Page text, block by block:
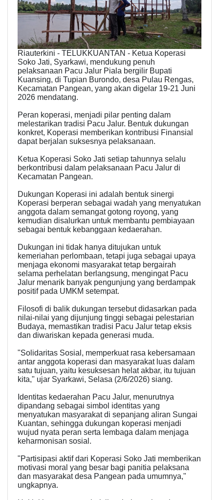
Riauterkini - TELUKKUANTAN - Ketua Koperasi
Soko Jati, Syarkawi, mendukung penuh
pelaksanaan Pacu Jalur Piala bergilir Bupati
Kuansing, di Tupian Burondo, desa Pulau Rengas,
Kecamatan Pangean, yang akan digelar 19-21 Juni
2026 mendatang.
Peran koperasi, menjadi pilar penting dalam
melestarikan tradisi Pacu Jalur. Bentuk dukungan
konkret, Koperasi memberikan kontribusi Finansial
dapat berjalan suksesnya pelaksanaan.
Ketua Koperasi Soko Jati setiap tahunnya selalu
berkontribusi dalam pelaksanaan Pacu Jalur di
Kecamatan Pangean.
Dukungan Koperasi ini adalah bentuk sinergi
Koperasi berperan sebagai wadah yang menyatukan
anggota dalam semangat gotong royong, yang
kemudian disalurkan untuk membantu pembiayaan
sebagai bentuk kebanggaan kedaerahan.
Dukungan ini tidak hanya ditujukan untuk
kemeriahan perlombaan, tetapi juga sebagai upaya
menjaga ekonomi masyarakat tetap bergairah
selama perhelatan berlangsung, mengingat Pacu
Jalur menarik banyak pengunjung yang berdampak
positif pada UMKM setempat.
Filosofi di balik dukungan tersebut didasarkan pada
nilai-nilai yang dijunjung tinggi sebagai pelestarian
Budaya, memastikan tradisi Pacu Jalur tetap eksis
dan diwariskan kepada generasi muda.
"Solidaritas Sosial, memperkuat rasa kebersamaan
antar anggota koperasi dan masyarakat luas dalam
satu tujuan, yaitu kesuksesan helat akbar, itu tujuan
kita," ujar Syarkawi, Selasa (2/6/2026) siang.
Identitas kedaerahan Pacu Jalur, menurutnya
dipandang sebagai simbol identitas yang
menyatukan masyarakat di sepanjang aliran Sungai
Kuantan, sehingga dukungan koperasi menjadi
wujud nyata peran serta lembaga dalam menjaga
keharmonisan sosial.
"Partisipasi aktif dari Koperasi Soko Jati memberikan
motivasi moral yang besar bagi panitia pelaksana
dan masyarakat desa Pangean pada umumnya,"
ungkapnya.